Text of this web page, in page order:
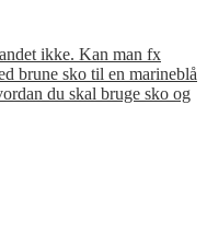
ikke. Kan man fx
brune sko til en marineblå
du skal bruge sko og